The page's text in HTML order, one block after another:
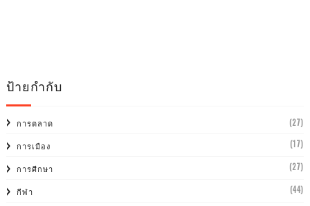
ป้ายกำกับ
การตลาด (27)
การเมือง (17)
การศีกษา (27)
กีฬา (44)